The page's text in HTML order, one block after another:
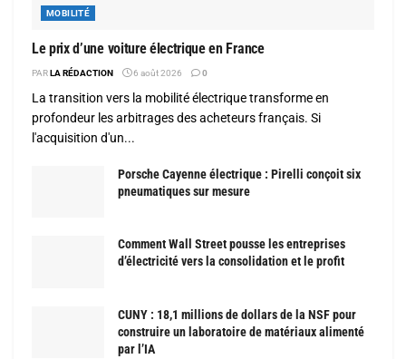
MOBILITÉ
Le prix d’une voiture électrique en France
PARLA RÉDACTION 6 août 2026 0
La transition vers la mobilité électrique transforme en
profondeur les arbitrages des acheteurs français. Si
l'acquisition d'un...
Porsche Cayenne électrique : Pirelli conçoit six
pneumatiques sur mesure
Comment Wall Street pousse les entreprises
d’électricité vers la consolidation et le profit
CUNY : 18,1 millions de dollars de la NSF pour
construire un laboratoire de matériaux alimenté
par l’IA